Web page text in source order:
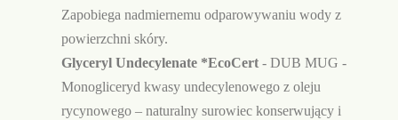
Zapobiega nadmiernemu odparowywaniu wody z
powierzchni skóry.
Glyceryl Undecylenate *EcoCert - DUB MUG -
Monogliceryd kwasy undecylenowego z oleju
rycynowego – naturalny surowiec konserwujący i